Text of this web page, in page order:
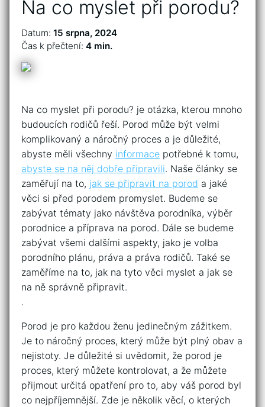
Na co myslet při porodu?
Datum: 15 srpna, 2024
Čas k přečtení: 4 min.
Na co myslet při porodu? je otázka, kterou mnoho
budoucích rodičů řeší. Porod může být velmi
komplikovaný a náročný proces a je důležité,
abyste měli všechny informace potřebné k tomu,
abyste se na něj dobře připravili. Naše články se
zaměřují na to, jak se připravit na porod a jaké
věci si před porodem promyslet. Budeme se
zabývat tématy jako návštěva porodníka, výběr
porodnice a příprava na porod. Dále se budeme
zabývat všemi dalšími aspekty, jako je volba
porodního plánu, práva a práva rodičů. Také se
zaměříme na to, jak na tyto věci myslet a jak se
na ně správně připravit.
.
Porod je pro každou ženu jedinečným zážitkem.
Je to náročný proces, který může být plný obav a
nejistoty. Je důležité si uvědomit, že porod je
proces, který můžete kontrolovat, a že můžete
přijmout určitá opatření pro to, aby váš porod byl
co nejpříjemnější. Zde je několik věcí, o kterých